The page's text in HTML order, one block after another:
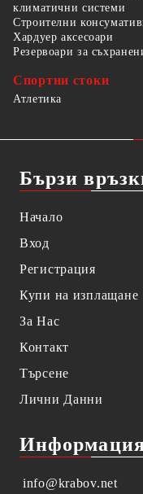
климатични системи
Строителни
Хардуер аксесоари
Резервоари за
Спортни стоки
Атлетика
Бързи
Начало
Вход
Регистрация
Купи на изплащане
За Нас
Контакт
Търсене
Лични Данни
info@krabov.net